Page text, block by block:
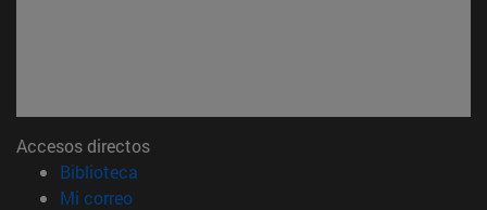
Accesos directos
Biblioteca
Mi correo(abre en nueva ventana)